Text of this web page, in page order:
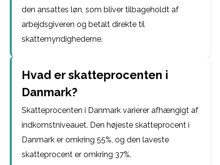
den ansattes løn, som bliver tilbageholdt af
arbejdsgiveren og betalt direkte til
skattemyndighederne.
Hvad er skatteprocenten i
Danmark?
Skatteprocenten i Danmark varierer afhængigt af
indkomstniveauet. Den højeste skatteprocent i
Danmark er omkring 55%, og den laveste
skatteprocent er omkring 37%.